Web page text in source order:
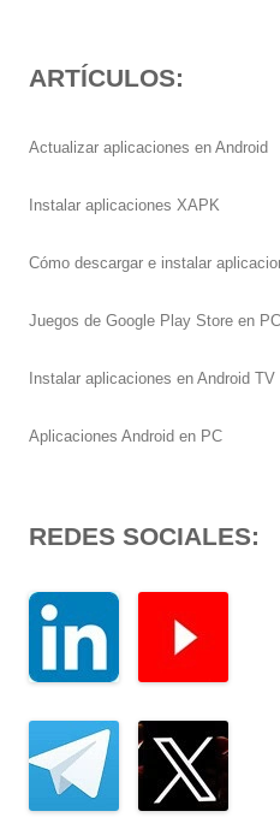
ARTÍCULOS:
Actualizar aplicaciones en Android
Instalar aplicaciones XAPK
Cómo descargar e instalar
Juegos de Google Play Store en PC
Instalar aplicaciones en Android TV
Aplicaciones Android en PC
REDES SOCIALES: